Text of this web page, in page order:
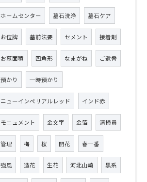
ホームセンター 墓石洗浄 墓石ケア
お位牌 墓前法要 セメント 接着剤
お墓面積 四角形 なまがね ご遺骨
預かり 一時預かり
ニューインペリアルレッド インド赤
モニュメント 金文字 金箔 清掃員
管理 梅 桜 開花 春一番
強風 造花 生花 河北山崎 黒系